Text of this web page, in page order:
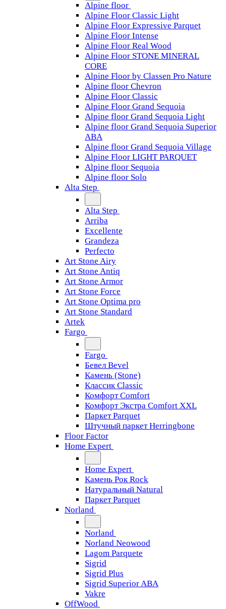
Alpine floor
Alpine Floor Classic Light
Alpine Floor Expressive Parquet
Alpine Floor Intense
Alpine Floor Real Wood
Alpine Floor STONE MINERAL
CORE
Alpine Floor by Classen Pro Nature
Alpine floor Chevron
Alpine Floor Classic
Alpine Floor Grand Sequoia
Alpine floor Grand Sequoia Light
Alpine floor Grand Sequoia Superior
ABA
Alpine floor Grand Sequoia Village
Alpine Floor LIGHT PARQUET
Alpine floor Sequoia
Alpine floor Solo
Alta Step
Alta Step
Arriba
Excellente
Grandeza
Perfecto
Art Stone Airy
Art Stone Antiq
Art Stone Armor
Art Stone Force
Art Stone Optima pro
Art Stone Standard
Artek
Fargo
Fargo
Бевел Bevel
Камень (Stone)
Классик Classic
Комфорт Comfort
Комфорт Экстра Comfort XXL
Паркет Parquet
Штучный паркет Herringbone
Floor Factor
Home Expert
Home Expert
Камень Рок Rock
Натуральный Natural
Паркет Parquet
Norland
Norland
Norland Neowood
Lagom Parquete
Sigrid
Sigrid Plus
Sigrid Superior ABA
Vakre
OffWood